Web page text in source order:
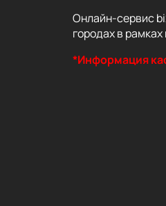
Онлайн-сервис
городах в
*Информация